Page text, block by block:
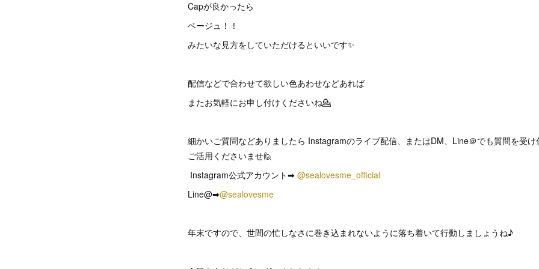
Capが良かったら
ベージュ！！
みたいな見方をしていただけるといいです✨
配信などで合わせて欲しい色あわせなどあれば
またお気軽にお申し付けくださいね💁
細かいご質問などありましたら Instagramのライブ配信、またはDM、Line＠でも質問を受
ご活用くださいませ🙋
Instagram公式アカウント➡︎ @sealovesme_official
Line@➡︎@sealovesme
年末ですので、世間の忙しなさに巻き込まれないように落ち着いて行動しましょうね♪